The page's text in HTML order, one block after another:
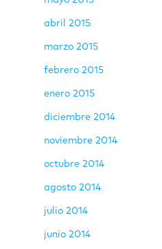
abril 2015
marzo 2015
febrero 2015
enero 2015
diciembre 2014
noviembre 2014
octubre 2014
agosto 2014
julio 2014
junio 2014